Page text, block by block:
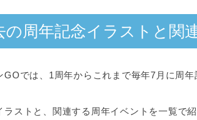
の周年記念イラストと関
GOでは、1周年からこれまで毎年7月に周
ラストと、関連する周年イベントを一覧で紹